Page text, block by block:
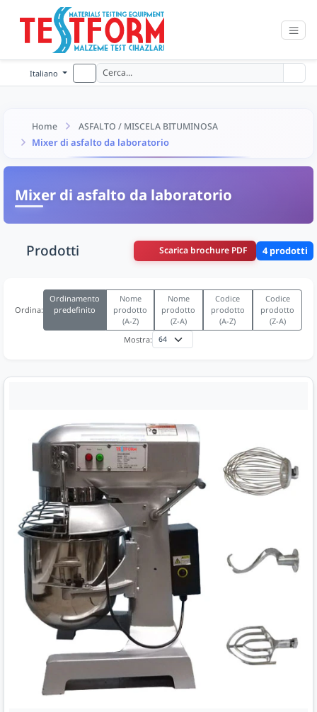
Italiano
Home ASFALTO / MISCELA BITUMINOSA
Mixer di asfalto da laboratorio
Mixer di asfalto da laboratorio
Prodotti Scarica brochure PDF 4 prodotti
Ordina:
Ordinamento
predefinito
Nome
prodotto
(A-Z)
Nome
prodotto
(Z-A)
Codice
prodotto
(A-Z)
Codice
prodotto
(Z-A)
Mostra: